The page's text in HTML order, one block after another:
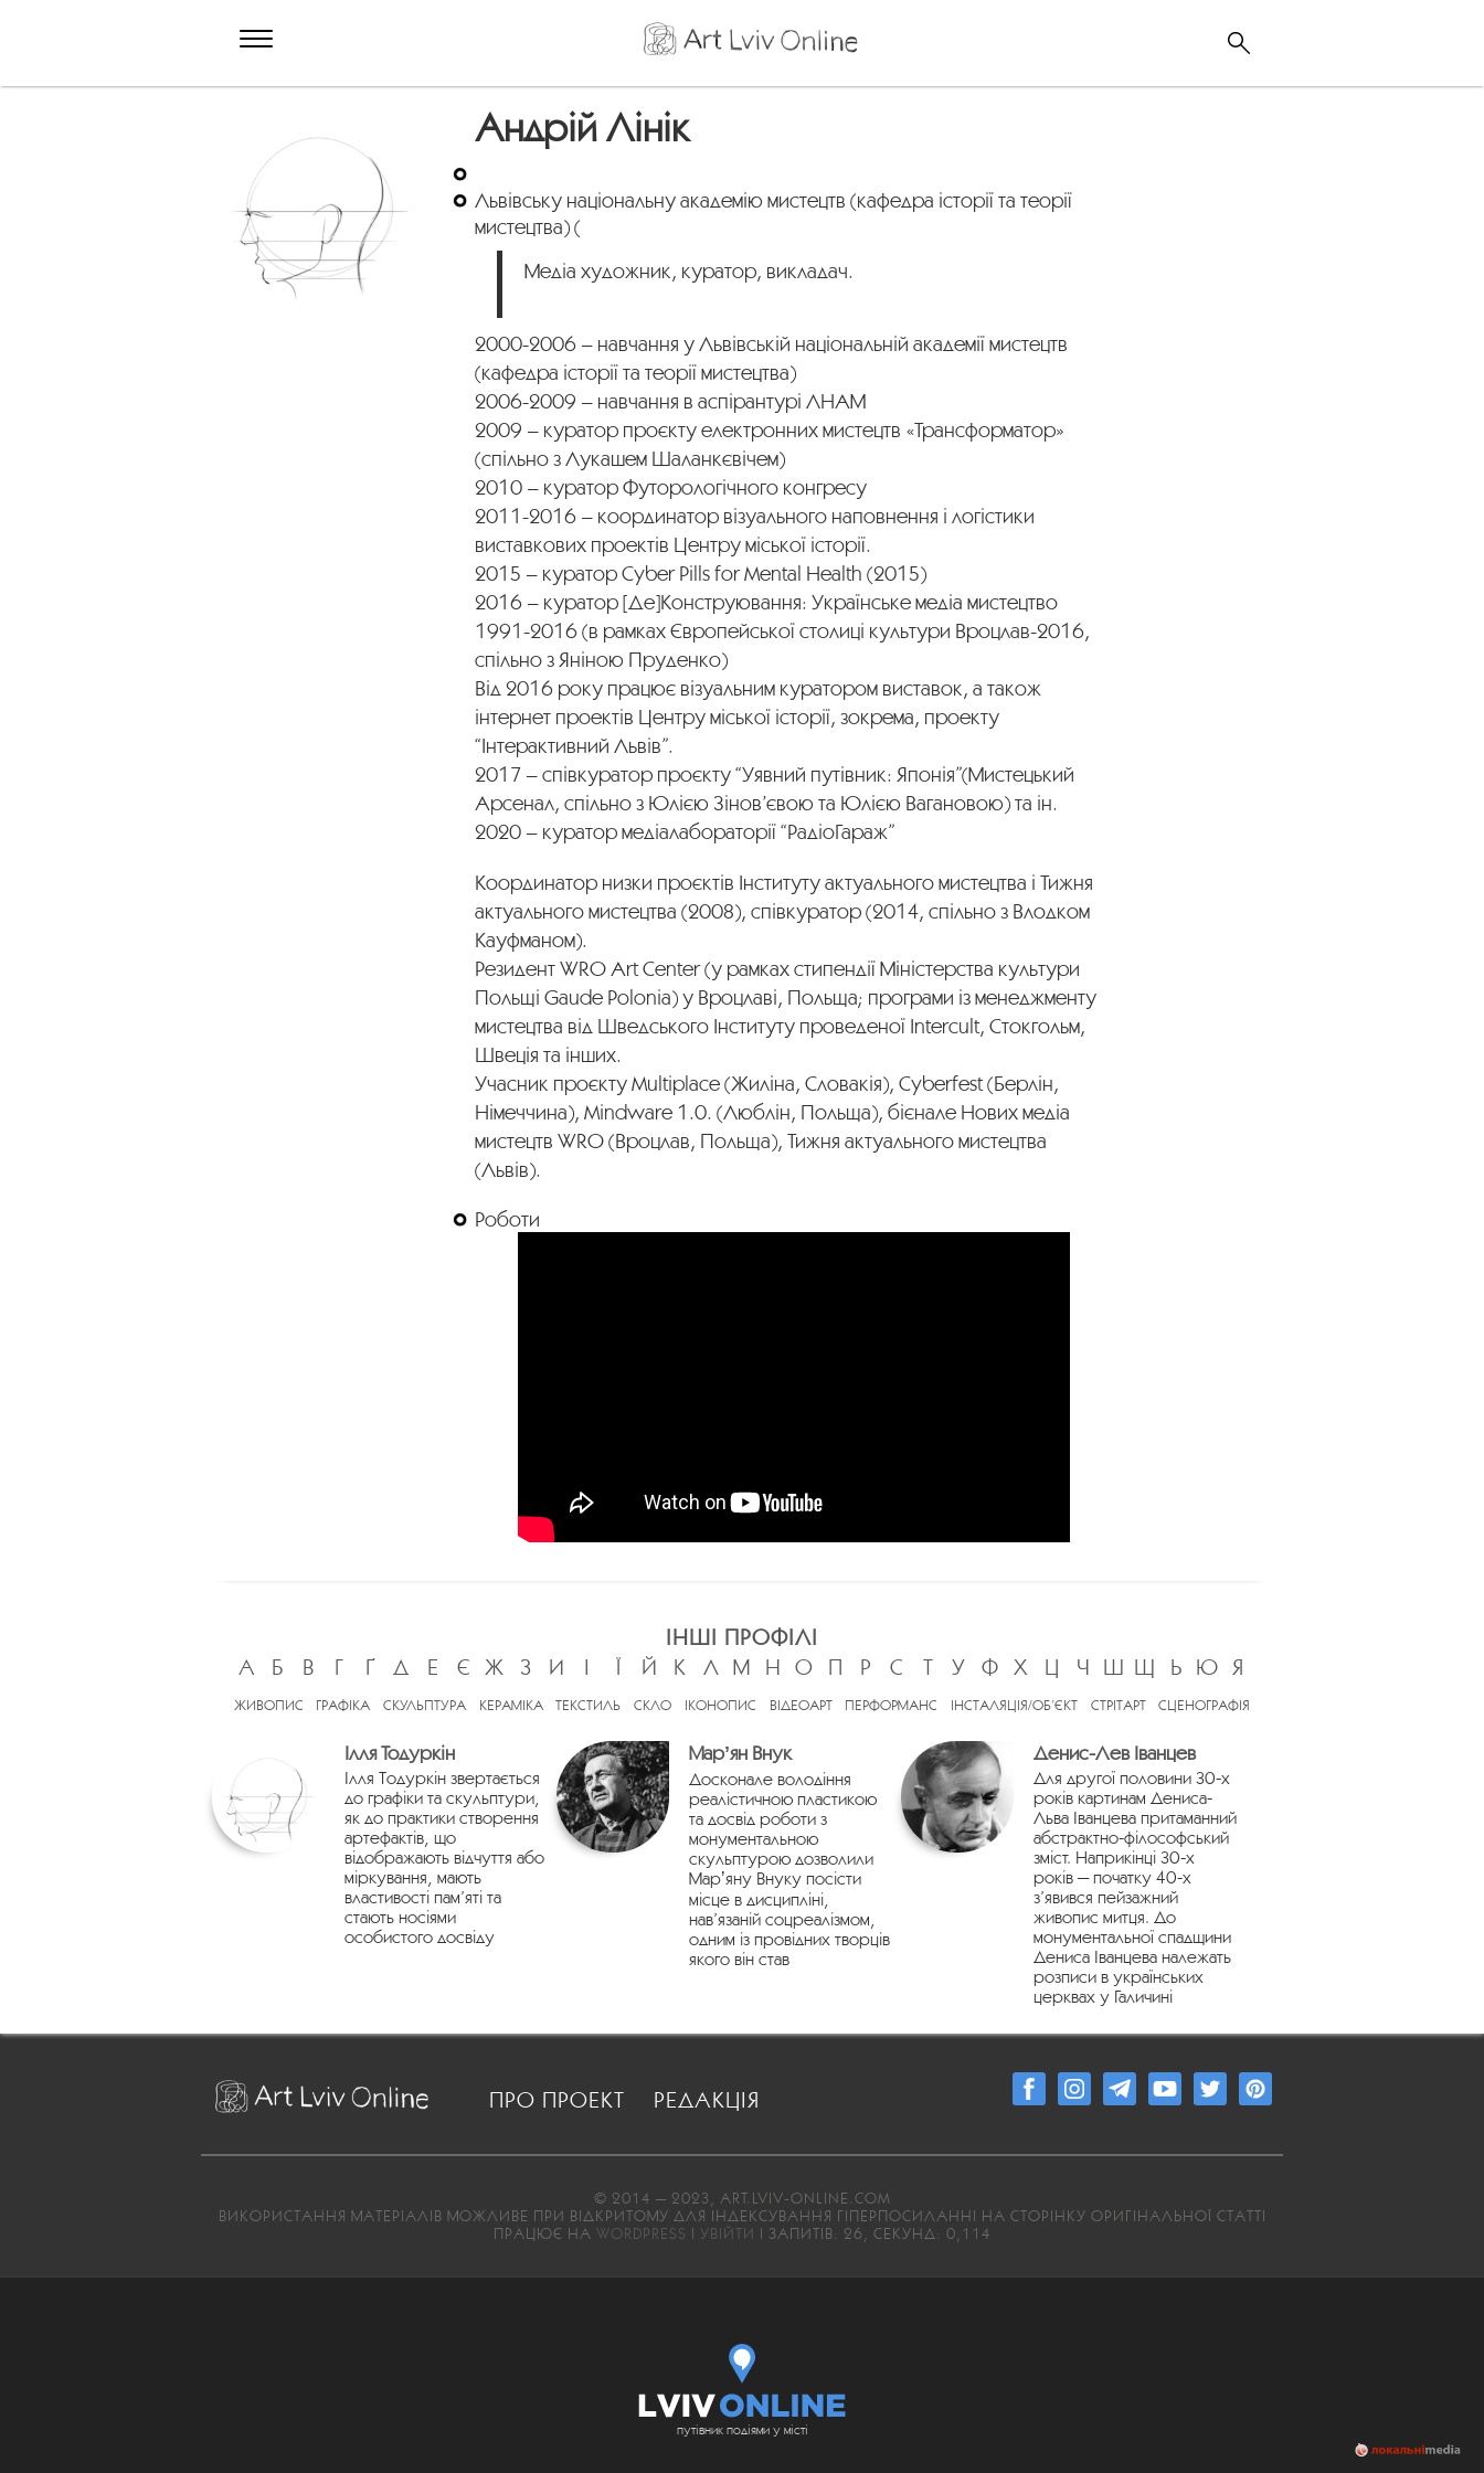
Андрій Лінік
Львівську національну академію мистецтв (кафедра історії та теорії
мистецтва) (
Медіа художник, куратор, викладач.
2000-2006 – навчання у Львівській національній академії мистецтв
(кафедра історії та теорії мистецтва)
2006-2009 – навчання в аспірантурі ЛНАМ
2009 – куратор проєкту електронних мистецтв «Трансформатор»
(спільно з Лукашем Шаланкєвічем)
2010 – куратор Футорологічного конгресу
2011-2016 – координатор візуального наповнення і логістики
виставкових проектів Центру міської історії.
2015 – куратор Cyber Pills for Mental Health (2015)
2016 – куратор [Де]Конструювання: Українське медіа мистецтво
1991-2016 (в рамках Європейської столиці культури Вроцлав-2016,
спільно з Яніною Пруденко)
Від 2016 року працює візуальним куратором виставок, а також
інтернет проектів Центру міської історії, зокрема, проекту
“Інтерактивний Львів”.
2017 – співкуратор проєкту “Уявний путівник: Японія”(Мистецький
Арсенал, спільно з Юлією Зінов’євою та Юлією Вагановою) та ін.
2020 – куратор медіалабораторії “РадіоГараж”
Координатор низки проєктів Інституту актуального мистецтва і Тижня
актуального мистецтва (2008), співкуратор (2014, спільно з Влодком
Кауфманом).
Резидент WRO Art Center (у рамках стипендії Міністерства культури
Польщі Gaude Polonia) у Вроцлаві, Польща; програми із менеджменту
мистецтва від Шведського Інституту проведеної Intercult, Стокгольм,
Швеція та інших.
Учасник проєкту Multiplace (Жиліна, Словакія), Cyberfest (Берлін,
Німеччина), Mindware 1.0. (Люблін, Польща), бієнале Нових медіа
мистецтв WRO (Вроцлав, Польща), Тижня актуального мистецтва
(Львів).
Роботи
ІНШІ ПРОФІЛІ
А
Б В Г Ґ Д Е Є Ж З И І Ї Й К Л М Н О П Р С Т У Ф Х Ц Ч Ш Щ Ь Ю Я
ЖИВОПИС ГРАФІКА СКУЛЬПТУРА КЕРАМІКА ТЕКСТИЛЬ СКЛО ІКОНОПИС ВІДЕОАРТ ПЕРФОРМАНС ІНСТАЛЯЦІЯ/ОБ’ЄКТ СТРІТАРТ СЦЕНОГРАФІЯ
Ілля Тодуркін
Ілля Тодуркін звертається
до графіки та скульптури,
як до практики створення
артефактів, що
відображають відчуття або
міркування, мають
властивості пам’яті та
стають носіями
особистого досвіду
Марʼян Внук
Досконале володіння
реалістичною пластикою
та досвід роботи з
монументальною
скульптурою дозволили
Марʼяну Внуку посісти
місце в дисципліні,
нав’язаній соцреалізмом,
одним із провідних творців
якого він став
Денис-Лев Іванцев
Для другої половини 30-х
років картинам Дениса-
Льва Іванцева притаманний
абстрактно-філософський
зміст. Наприкінці 30-х
років — початку 40-х
з’явився пейзажний
живопис митця. До
монументальної спадщини
Дениса Іванцева належать
розписи в українських
церквах у Галичині
ПРО ПРОЕКТ РЕДАКЦІЯ
© 2014 — 2023, ART.LVIV-ONLINE.COM
ВИКОРИСТАННЯ МАТЕРІАЛІВ МОЖЛИВЕ ПРИ ВІДКРИТОМУ ДЛЯ ІНДЕКСУВАННЯ ГІПЕРПОСИЛАННІ НА СТОРІНКУ ОРИГІНАЛЬНОЇ СТАТТІ
ПРАЦЮЄ НА WORDPRESS | УВІЙТИ | ЗАПИТІВ: 26, СЕКУНД: 0,114
путівник подіями у місті